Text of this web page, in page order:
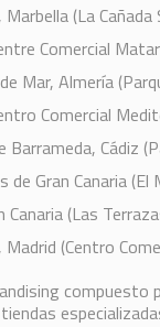
Marbella (La Cañada
Comercial
Mar, Almería
Comercial
Barrameda, Cádiz
de Gran Canaria (El
Canaria (Las
(Centro